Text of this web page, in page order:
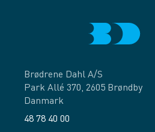
Brødrene Dahl A/S
Park Allé 370, 2605 Brøndby
Danmark
48 78 40 00